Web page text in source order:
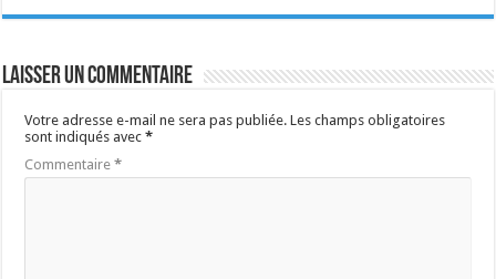
Laisser un commentaire
Votre adresse e-mail ne sera pas publiée. Les champs obligatoires
sont indiqués avec*
Commentaire*